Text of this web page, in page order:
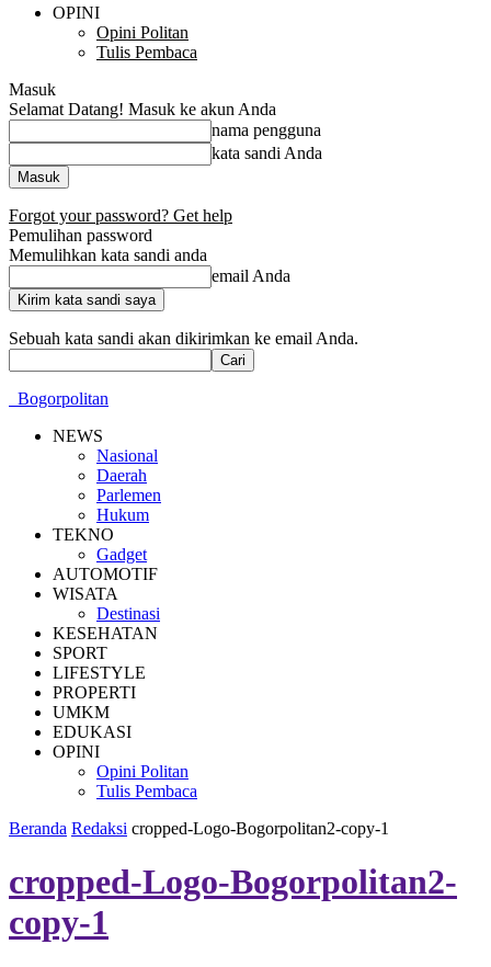
OPINI
Opini Politan
Tulis Pembaca
Masuk
Selamat Datang! Masuk ke akun Anda
nama pengguna
kata sandi Anda
Forgot your password? Get help
Pemulihan password
Memulihkan kata sandi anda
email Anda
Sebuah kata sandi akan dikirimkan ke email Anda.
Bogorpolitan
NEWS
Nasional
Daerah
Parlemen
Hukum
TEKNO
Gadget
AUTOMOTIF
WISATA
Destinasi
KESEHATAN
SPORT
LIFESTYLE
PROPERTI
UMKM
EDUKASI
OPINI
Opini Politan
Tulis Pembaca
Beranda Redaksi cropped-Logo-Bogorpolitan2-copy-1
cropped-Logo-Bogorpolitan2-
copy-1